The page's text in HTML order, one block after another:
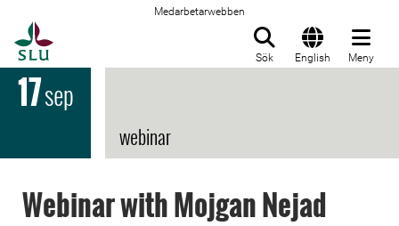
Medarbetarwebben
Sök English Meny
17sep
webinar
Webinar with Mojgan Nejad